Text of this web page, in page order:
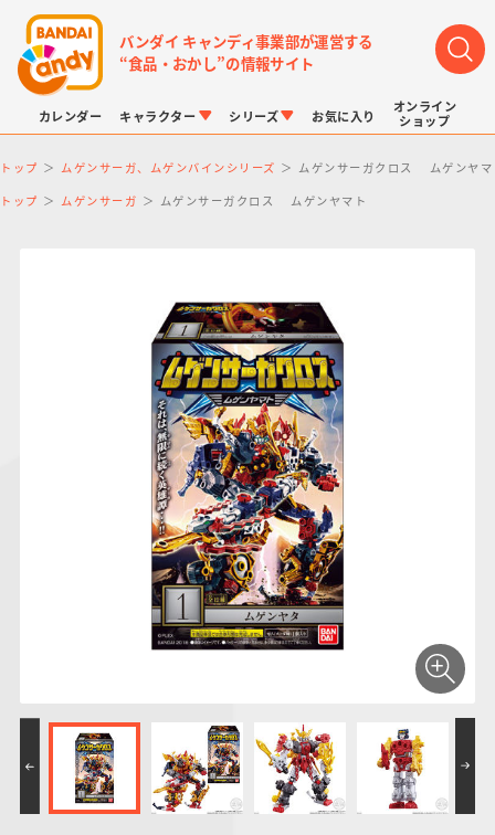
バンダイ キャンディ事業部が運営する
“食品・おかし”の情報サイト
カレンダー キャラクター
仮面ライダーシリー
PROJECT R.E.D.・
スーパー戦隊シリー
ズ
プリキュアシリーズ
ガンダムシリーズ
ポケットモンスター
サンリオキャラクタ
ーズ
シリーズ
つりグミ
チョコサプ
にふぉるめーしょん
＆スクエアシール
SMPシリーズ
ポケモンスケールワ
キャラデコ
お気に入り
オンライン
ショップ
トップ ムゲンサーガ、ムゲンバインシリーズ ムゲンサーガクロス ムゲンヤマ
トップ ムゲンサーガ ムゲンサーガクロス ムゲンヤマト